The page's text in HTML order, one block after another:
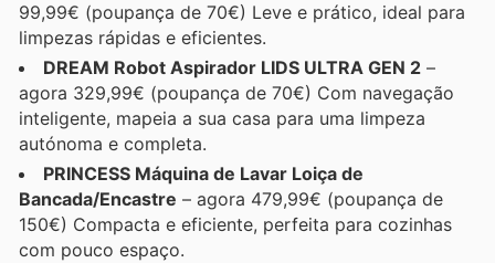
99,99€ (poupança de 70€) Leve e prático, ideal para
limpezas rápidas e eficientes.
DREAM Robot Aspirador LIDS ULTRA GEN 2 –
agora 329,99€ (poupança de 70€) Com navegação
inteligente, mapeia a sua casa para uma limpeza
autónoma e completa.
PRINCESS Máquina de Lavar Loiça de
Bancada/Encastre – agora 479,99€ (poupança de
150€) Compacta e eficiente, perfeita para cozinhas
com pouco espaço.